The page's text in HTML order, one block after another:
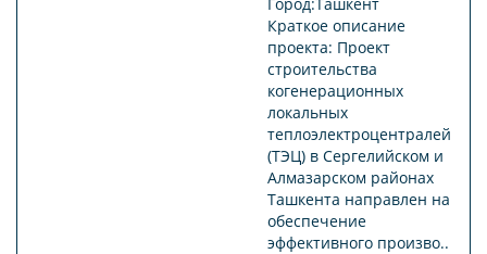
Краткое описание
проекта: Проект
строительства
когенерационных
локальных
теплоэлектроцентралей
(ТЭЦ) в Сергелийском и
Алмазарском районах
Ташкента направлен на
обеспечение
эффективного произво..